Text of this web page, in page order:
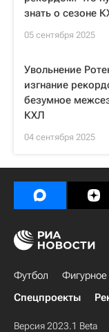
знать о сезоне
05 сентября 2025
Увольнение
изгнание
безумное
КХЛ
04 сентября 2025
Футбол Фигурное
Спецпроекты
Версия 2023.1 Beta